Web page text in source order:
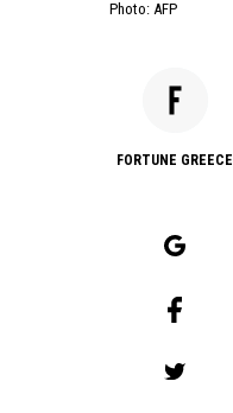
Photo: AFP
FORTUNE GREECE